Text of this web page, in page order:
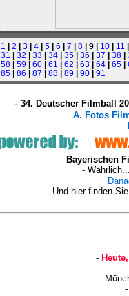
1 | 2 | 3 | 4| 5| 6 | 7 | 8| 9 | 10| 11 |
31 | 32 | 33 | 34| 35| 36 | 37 | 38|
58| 59 | 60| 61 | 62 | 63 | 64| 65|
85| 86 | 87 | 88| 89 | 90| 91
- 34. Deutscher Filmball
A. Fotos
- Bayerischen
-
Und hier finden
-
-
-